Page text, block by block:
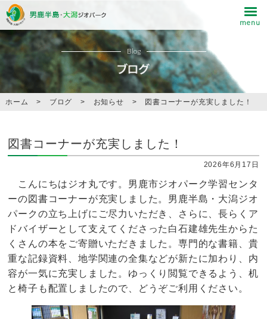
Blog
ホーム > ブログ > お知らせ > 図書コーナーが充実しました！
図書コーナーが充実しました！
2026年6月17日
こんにちはジオ丸です。男鹿市ジオパーク学習センタ
ーの図書コーナーが充実しました。男鹿半島・大潟ジオ
パークの立ち上げにご尽力いただき、さらに、長らくア
ドバイザーとして支えてくださった白石建雄先生からた
くさんの本をご寄贈いただきました。専門的な書籍、貴
重な記録資料、地学関連の全集などが新たに加わり、内
容が一気に充実しました。ゆっくり閲覧できるよう、机
と椅子も配置しましたので、どうぞご利用ください。